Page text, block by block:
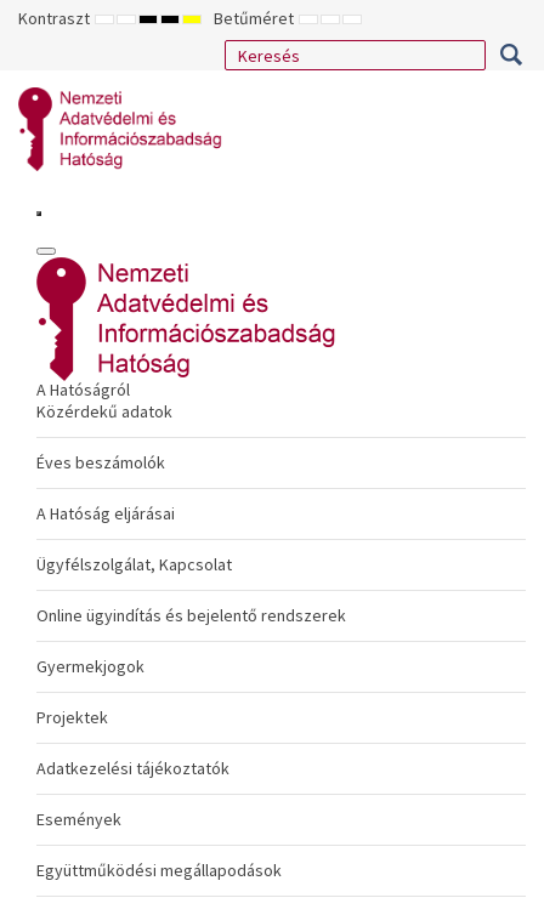
Kontraszt ALAPÉRTELMEZETT
ÉJSZAKAI
NAGY
KONTRASZTÚ
NAGY
KONTRASZTÚ
NAGY
KONTRASZTÚ
SÁRGA
FEKETE
Betűméret KISEBB
BETŰTÍPUS
ALAPÉRTELMEZETT
BETŰMÉRET
NAGYOBB
BETŰMÉRET
A Hatóságról
Közérdekű adatok
Éves beszámolók
A Hatóság eljárásai
Ügyfélszolgálat, Kapcsolat
Online ügyindítás és bejelentő rendszerek
Gyermekjogok
Projektek
Adatkezelési tájékoztatók
Események
Együttműködési megállapodások